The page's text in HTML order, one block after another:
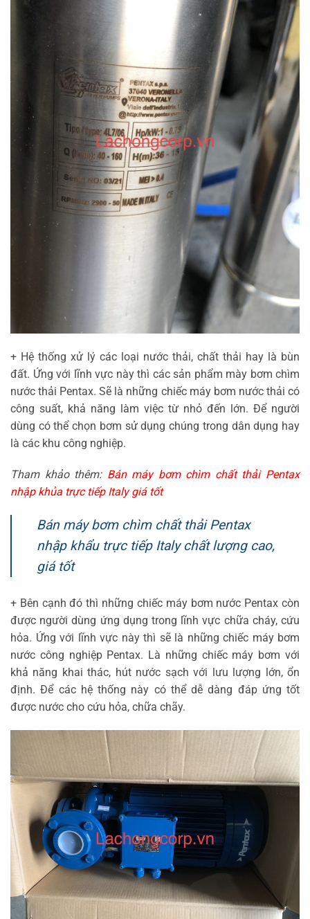
+ Hệ thống xử lý các loại nước thải, chất thải hay là bùn
đất. Ứng với lĩnh vực này thì các sản phẩm mày bơm chìm
nước thải Pentax. Sẽ là những chiếc máy bơm nước thải có
công suất, khả năng làm việc từ nhỏ đến lớn. Để người
dùng có thể chọn bơm sử dụng chúng trong dân dụng hay
là các khu công nghiệp.
Tham khảo thêm: Bán máy bơm chìm chất thải Pentax
nhập khủa trực tiếp Italy giá tốt
Bán máy bơm chìm chất thải Pentax
nhập khẩu trực tiếp Italy chất lượng cao,
giá tốt
+ Bên cạnh đó thì những chiếc máy bơm nước Pentax còn
được người dùng ứng dụng trong lĩnh vực chữa cháy, cứu
hỏa. Ứng với lĩnh vực này thì sẽ là những chiếc máy bơm
nước công nghiệp Pentax. Là những chiếc máy bơm với
khả năng khai thác, hút nước sạch với lưu lượng lớn, ổn
định. Để các hệ thống này có thể dễ dàng đáp ứng tốt
được nước cho cứu hỏa, chữa chãy.